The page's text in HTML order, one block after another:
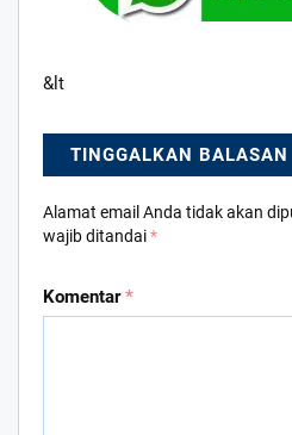
&lt
TINGGALKAN BALASAN
Alamat email Anda tidak akan
wajib ditandai*
Komentar*